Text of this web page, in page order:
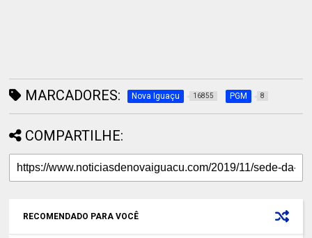
MARCADORES: Nova Iguaçu 16855 PGM 8
COMPARTILHE:
RECOMENDADO PARA VOCÊ